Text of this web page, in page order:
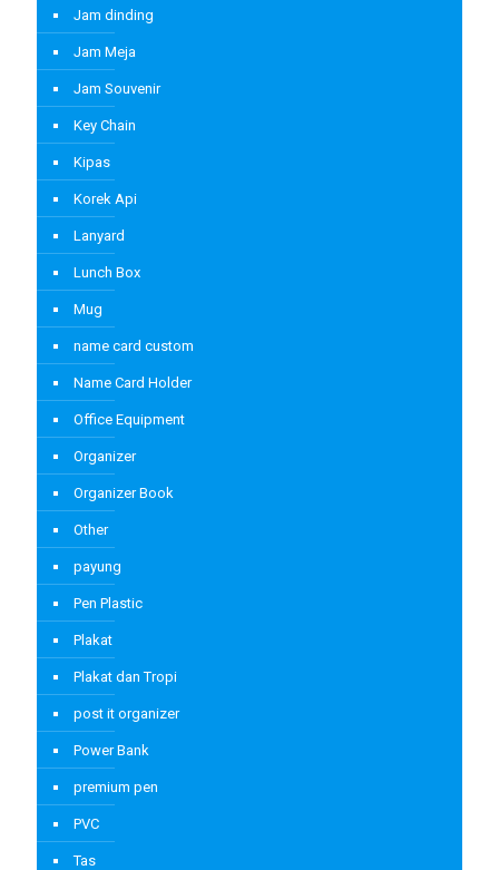
Jam dinding
Jam Meja
Jam Souvenir
Key Chain
Kipas
Korek Api
Lanyard
Lunch Box
Mug
name card custom
Name Card Holder
Office Equipment
Organizer
Organizer Book
Other
payung
Pen Plastic
Plakat
Plakat dan Tropi
post it organizer
Power Bank
premium pen
PVC
Tas